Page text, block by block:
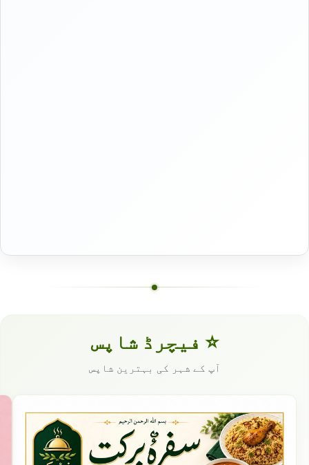
⭐ فیچرڈ شاپس
آپ کے شہر کی بہترین شاپس